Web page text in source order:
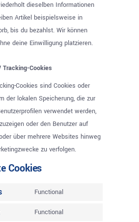
dieselben Informationen
Artikel beispielsweise in
bis du bezahlst. Wir können
deine Einwilligung platzieren.
Cookies
Cookies sind Cookies oder
der lokalen Speicherung, die zur
verwendet werden,
oder den Benutzer auf
über mehrere Websites hinweg
zu verfolgen.
Cookies
Functional
Functional